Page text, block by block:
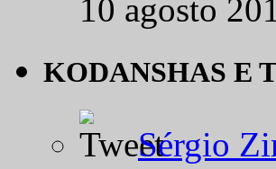
10 agosto
KODANSHAS E
Sérgio